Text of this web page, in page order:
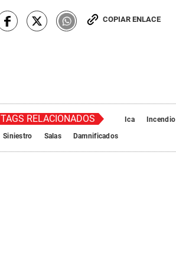
COPIAR ENLACE
TAGS RELACIONADOS Ica Incendio
Siniestro
Salas Damnificados